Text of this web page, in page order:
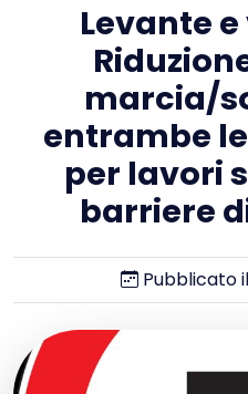
Levante
marcia/
entrambe
per lavori
barriere
Pubblicato